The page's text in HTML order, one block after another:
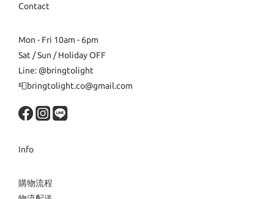
Contact
Mon - Fri 10am - 6pm
Sat / Sun / Holiday OFF
Line: @bringtolight
📮bringtolight.co@gmail.com
Info
購物流程